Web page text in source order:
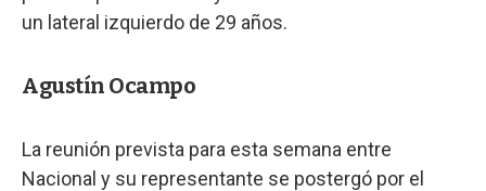
un lateral izquierdo de 29 años.
Agustín Ocampo
La reunión prevista para esta semana entre
Nacional y su representante se postergó por el